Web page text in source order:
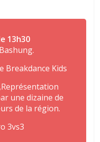
13h30
Breakdance Kids
une dizaine de
de la région.
3vs3